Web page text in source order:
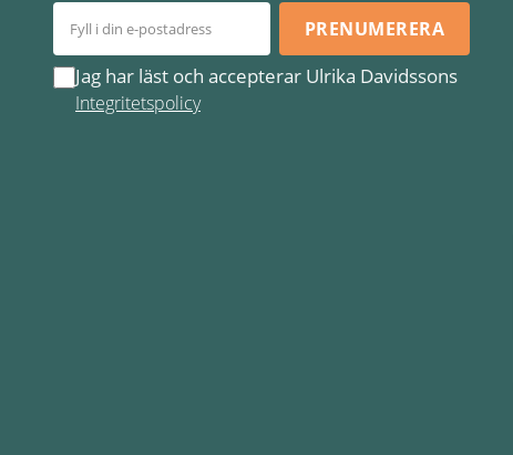
PRENUMERERA
Jag har läst och accepterar Ulrika Davidssons
Integritetspolicy